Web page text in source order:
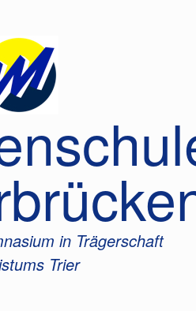
in Trägerschaft
Trier